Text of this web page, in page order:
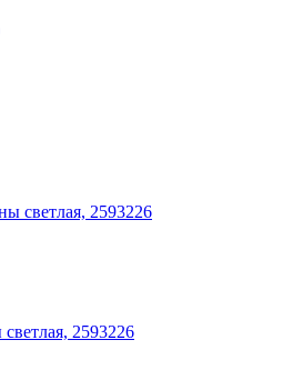
2593226